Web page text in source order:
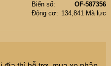
Biển số
OF-587356
Động cơ
134,841 Mã lực